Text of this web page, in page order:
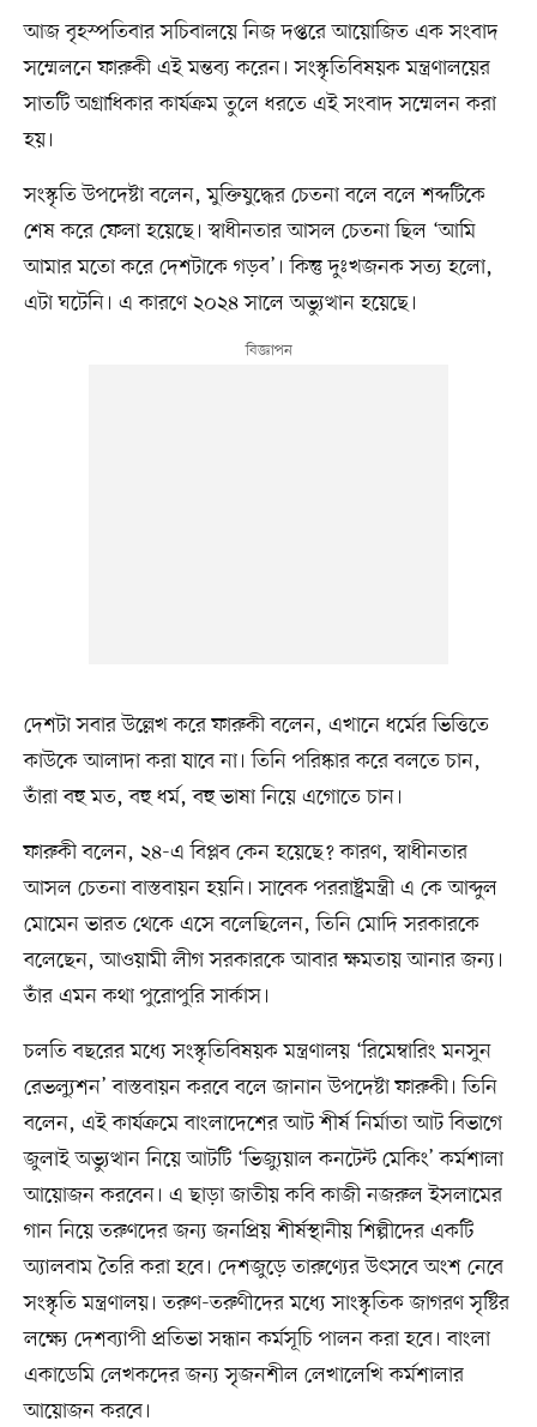
আজ বৃহস্পতিবার সচিবালয়ে নিজ দপ্তরে আয়োজিত এক সংবাদ
সম্মেলনে ফারুকী এই মন্তব্য করেন। সংস্কৃতিবিষয়ক মন্ত্রণালয়ের
সাতটি অগ্রাধিকার কার্যক্রম তুলে ধরতে এই সংবাদ সম্মেলন করা
হয়।
সংস্কৃতি উপদেষ্টা বলেন, মুক্তিযুদ্ধের চেতনা বলে বলে শব্দটিকে
শেষ করে ফেলা হয়েছে। স্বাধীনতার আসল চেতনা ছিল ‘আমি
আমার মতো করে দেশটাকে গড়ব’। কিন্তু দুঃখজনক সত্য হলো,
এটা ঘটেনি। এ কারণে ২০২৪ সালে অভ্যুত্থান হয়েছে।
দেশটা সবার উল্লেখ করে ফারুকী বলেন, এখানে ধর্মের ভিত্তিতে
কাউকে আলাদা করা যাবে না। তিনি পরিষ্কার করে বলতে চান,
তাঁরা বহু মত, বহু ধর্ম, বহু ভাষা নিয়ে এগোতে চান।
ফারুকী বলেন, ২৪-এ বিপ্লব কেন হয়েছে? কারণ, স্বাধীনতার
আসল চেতনা বাস্তবায়ন হয়নি। সাবেক পররাষ্ট্রমন্ত্রী এ কে আব্দুল
মোমেন ভারত থেকে এসে বলেছিলেন, তিনি মোদি সরকারকে
বলেছেন, আওয়ামী লীগ সরকারকে আবার ক্ষমতায় আনার জন্য।
তাঁর এমন কথা পুরোপুরি সার্কাস।
চলতি বছরের মধ্যে সংস্কৃতিবিষয়ক মন্ত্রণালয় ‘রিমেম্বারিং মনসুন
রেভল্যুশন’ বাস্তবায়ন করবে বলে জানান উপদেষ্টা ফারুকী। তিনি
বলেন, এই কার্যক্রমে বাংলাদেশের আট শীর্ষ নির্মাতা আট বিভাগে
জুলাই অভ্যুত্থান নিয়ে আটটি ‘ভিজ্যুয়াল কনটেন্ট মেকিং’ কর্মশালা
আয়োজন করবেন। এ ছাড়া জাতীয় কবি কাজী নজরুল ইসলামের
গান নিয়ে তরুণদের জন্য জনপ্রিয় শীর্ষস্থানীয় শিল্পীদের একটি
অ্যালবাম তৈরি করা হবে। দেশজুড়ে তারুণ্যের উৎসবে অংশ নেবে
সংস্কৃতি মন্ত্রণালয়। তরুণ-তরুণীদের মধ্যে সাংস্কৃতিক জাগরণ সৃষ্টির
লক্ষ্যে দেশব্যাপী প্রতিভা সন্ধান কর্মসূচি পালন করা হবে। বাংলা
একাডেমি লেখকদের জন্য সৃজনশীল লেখালেখি কর্মশালার
আয়োজন করবে।